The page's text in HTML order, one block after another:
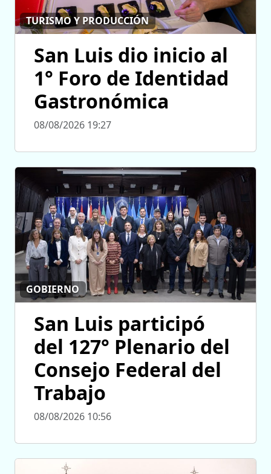
TURISMO Y PRODUCCIÓN
San Luis dio inicio al
1° Foro de Identidad
Gastronómica
08/08/2026 19:27
GOBIERNO
San Luis participó
del 127° Plenario del
Consejo Federal del
Trabajo
08/08/2026 10:56